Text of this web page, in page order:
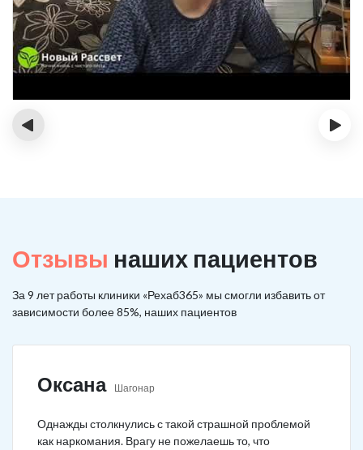
‹ ›
Отзывы наших пациентов
За 9 лет работы клиники «Рехаб365» мы смогли избавить от
зависимости более 85%, наших пациентов
Оксана Шагонар
Однажды столкнулись с такой страшной проблемой
как наркомания. Врагу не пожелаешь то, что